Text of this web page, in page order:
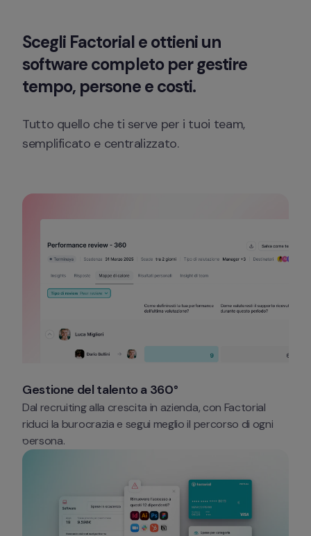
Scegli Factorial e ottieni un
software completo per gestire
tempo, persone e costi.
Tutto quello che ti serve per i tuoi team,
semplificato e centralizzato.
Gestione del talento a 360°
Dal recruiting alla crescita in azienda, con Factorial
riduci la burocrazia e segui meglio il percorso di ogni
persona.